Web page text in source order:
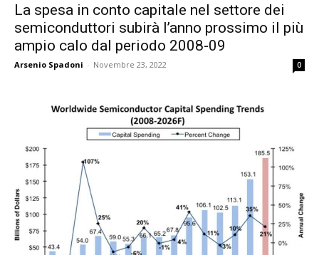
La spesa in conto capitale nel settore dei
semiconduttori subirà l’anno prossimo il più
ampio calo dal periodo 2008-09
Arsenio Spadoni - Novembre 23, 2022 0